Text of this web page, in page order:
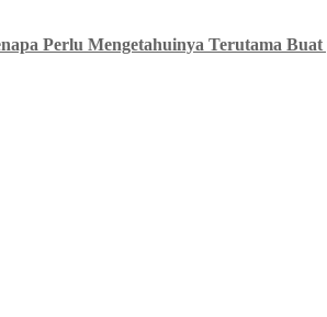
Perlu Mengetahuinya Terutama